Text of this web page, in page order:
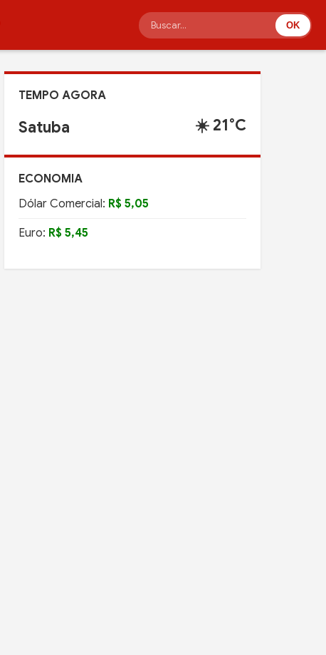
OK
TEMPO AGORA
Satuba ☀️ 21°C
ECONOMIA
Dólar Comercial: R$ 5,05
Euro: R$ 5,45